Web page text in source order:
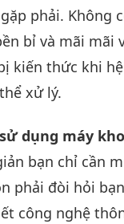
phải. Không
bỉ và mãi mãi
kiến thức khi
xử lý.
dụng máy
bạn chỉ cần
phải đòi hỏi
công nghệ